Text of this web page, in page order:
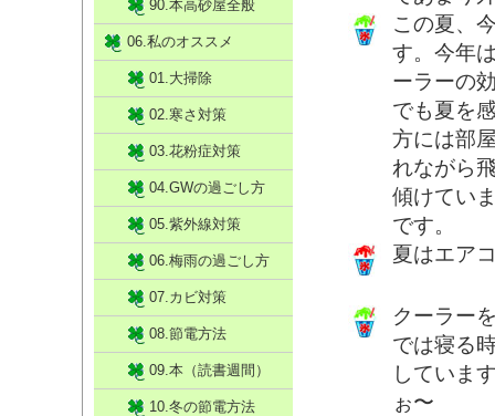
この夏、
す。今年
ーラーの
でも夏を
方には部
れながら
傾けてい
です。
夏はエア
クーラー
では寝る
していま
ぉ〜
90.本高砂屋全般
06.私のオススメ
01.大掃除
02.寒さ対策
03.花粉症対策
04.GWの過ごし方
05.紫外線対策
06.梅雨の過ごし方
07.カビ対策
08.節電方法
09.本（読書週間）
10.冬の節電方法